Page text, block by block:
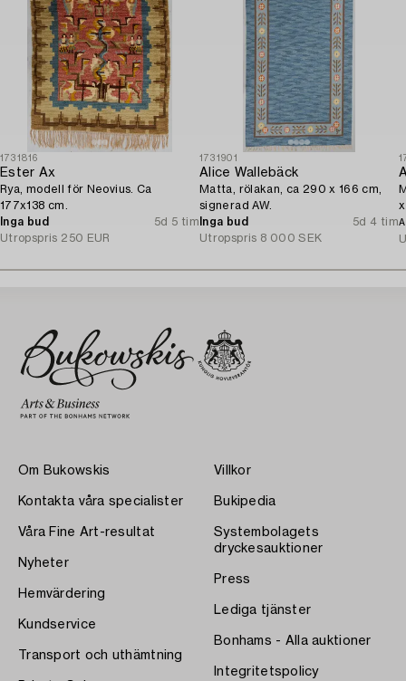
1731816
Ester Ax
Rya, modell för Neovius. Ca
177x138 cm.
Inga bud
5d 5 tim
Utropspris 250 EUR
1731901
Alice Wallebäck
Matta, rölakan, ca 290 x 166 cm,
signerad AW.
Inga bud
5d 4 tim
Utropspris 8 000 SEK
Om Bukowskis
Kontakta våra specialister
Våra Fine Art-resultat
Nyheter
Hemvärdering
Kundservice
Transport och uthämtning
Villkor
Bukipedia
Systembolagets
dryckesauktioner
Press
Lediga tjänster
Bonhams - Alla auktioner
Integritetspolicy